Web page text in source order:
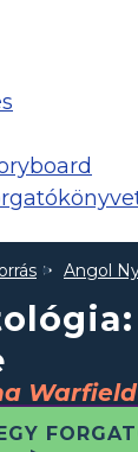
Angol
Warfield